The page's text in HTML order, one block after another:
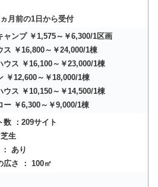
月前の1日から受付
ャンプ ￥1,575～￥6,300/1区画
ス ￥16,800～￥24,000/1棟
ウス ￥16,100～￥23,000/1棟
￥12,600～￥18,000/1棟
ウス ￥10,150～￥14,500/1棟
ー ￥6,300～￥9,000/1棟
数 ：209サイト
生
あり
広さ ： 100㎡